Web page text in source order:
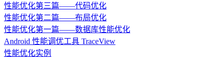
性能优化第三篇——代码优化
性能优化第二篇——布局优化
性能优化第一篇——数据库性能优化
Android 性能调优工具 TraceView
性能优化实例